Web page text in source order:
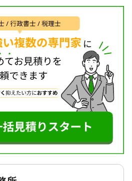
すめていくお仕事ですので、
る皆さまには、ぜひ当事務所
、私たちに任せられるかどう
ば幸いです。
続財産調査 / 相続手続き / 銀行
続人調査
土日相談可 / 初回相談無料 / 18
イン面談可 / 事務所面談可